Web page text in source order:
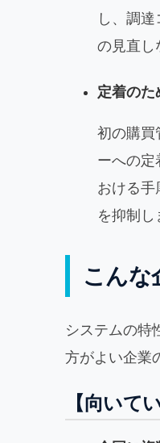
し、調
の見直し
定着のた
初の購買
ーへの定
おける手
を抑制し
こんな
システムの特
方がよい企業
【向いて